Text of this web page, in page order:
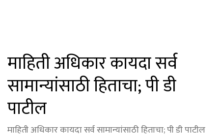
माहिती अधिकार कायदा सर्व
सामान्यांसाठी हिताचा; पी डी
पाटील
माहिती अधिकार कायदा सर्व सामान्यांसाठी हिताचा; पी डी पाटील